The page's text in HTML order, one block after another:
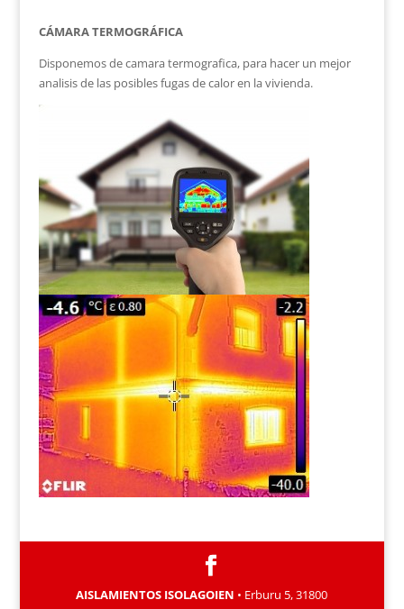
CÁMARA TERMOGRÁFICA
Disponemos de camara termografica, para hacer un mejor
analisis de las posibles fugas de calor en la vivienda.
AISLAMIENTOS ISOLAGOIEN • Erburu 5, 31800